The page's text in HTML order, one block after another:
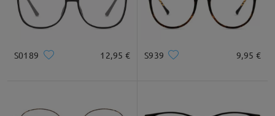
S0189 12,95 € S939 9,95 €